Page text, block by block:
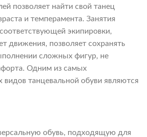
позволяет найти свой танец
и темперамента. Занятия
экипировки,
движения, позволяет сохранять
сложных фигур, не
Одним из самых
видов танцевальной обуви являются
обувь, подходящую для